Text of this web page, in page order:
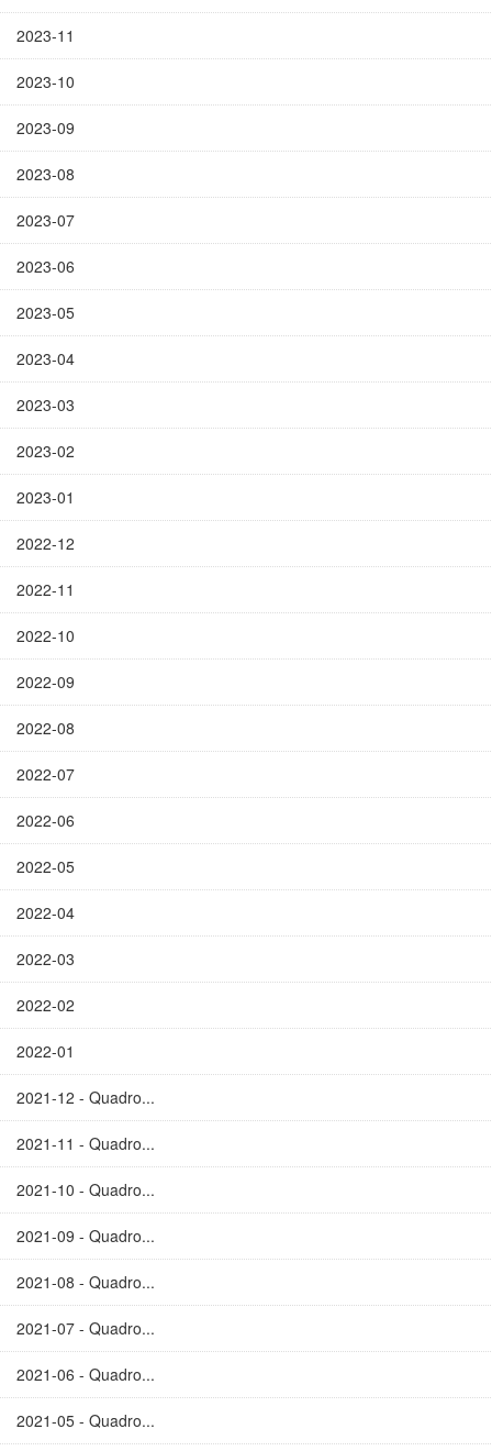
2023-11
2023-10
2023-09
2023-08
2023-07
2023-06
2023-05
2023-04
2023-03
2023-02
2023-01
2022-12
2022-11
2022-10
2022-09
2022-08
2022-07
2022-06
2022-05
2022-04
2022-03
2022-02
2022-01
2021-12 - Quadro...
2021-11 - Quadro...
2021-10 - Quadro...
2021-09 - Quadro...
2021-08 - Quadro...
2021-07 - Quadro...
2021-06 - Quadro...
2021-05 - Quadro...